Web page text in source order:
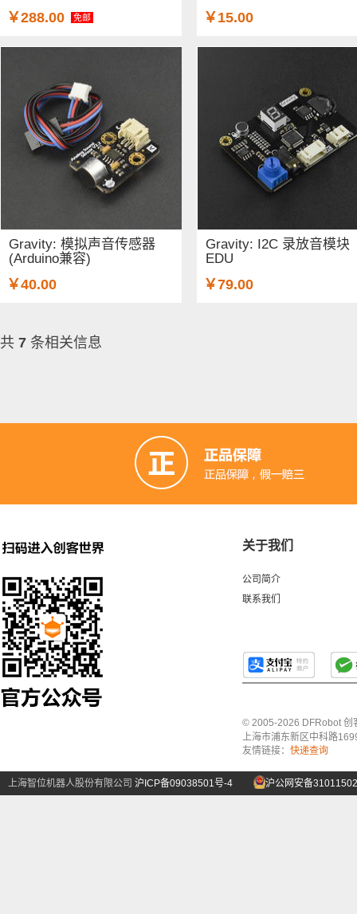
￥288.00 免邮 ￥15.00
Gravity: 模拟声音传感器
(Arduino兼容)
￥40.00
Gravity: I2C 录放音模块
EDU
￥79.00
共 7 条相关信息
关于我们
公司简介
联系我们
© 2005-2026 DFRobot 创
上海市浦东新区中科路
友情链接： 快递查询
上海智位机器人股份有限公司 沪ICP备09038501号-4 沪公网安备